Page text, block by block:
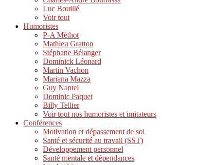
Luc Bouillé
Voir tout
Humoristes
P-A Méthot
Mathieu Gratton
Stéphane Bélanger
Dominick Léonard
Martin Vachon
Mariana Mazza
Guy Nantel
Dominic Paquet
Billy Tellier
Voir tout nos humoristes et imitateurs
Conférences
Motivation et dépassement de soi
Santé et sécurité au travail (SST)
Développement personnel
Santé mentale et dépendances